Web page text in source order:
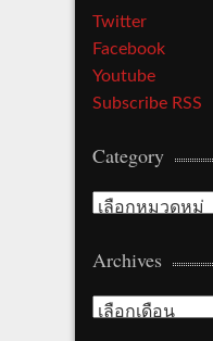
Twitter
Facebook
Youtube
Subscribe RSS
Category
Category
Archives
Archives